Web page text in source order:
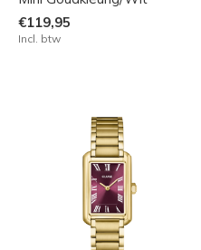
€119,95
Incl. btw